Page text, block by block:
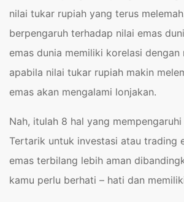
nilai tukar rupiah yang terus
berpengaruh terhadap nilai emas
emas dunia memiliki korelasi dengan
apabila nilai tukar rupiah makin
emas akan mengalami lonjakan.
Nah, itulah 8 hal yang mempengaruhi
Tertarik untuk investasi atau trading
emas terbilang lebih aman
kamu perlu berhati – hati dan